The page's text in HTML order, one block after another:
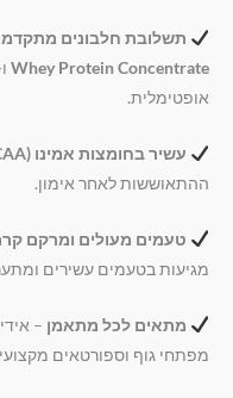
תשלובת חלבונים
Whey Protein Concentrate
אופטימלית.
עשיר בחומצות אמינו (BCAA)
ההתאוששות לאחר אימון.
טעמים מעולים ומרקם
מגיעות בטעמים עשירים
מתאים לכל מתאמן –
מפתחי גוף וספורטאים